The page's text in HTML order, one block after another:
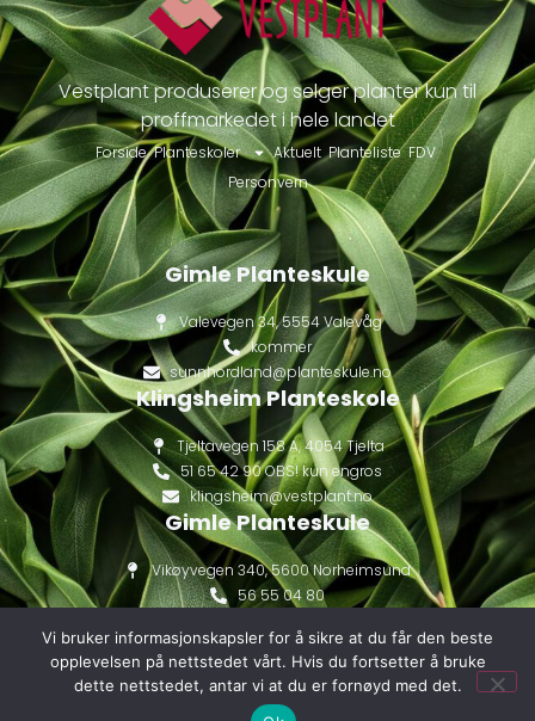
Vestplant produserer og selger planter kun til
proffmarkedet i hele landet
Forside Planteskoler Aktuelt Planteliste FDV
Personvern
Gimle Planteskule
Valevegen 34, 5554 Valevåg
kommer
sunnhordland@planteskule.no
Klingsheim Planteskole
Tjeltavegen 158 A, 4054 Tjelta
51 65 42 90 OBS! kun engros
klingsheim@vestplant.no
Gimle Planteskule
Vikøyvegen 340, 5600 Norheimsund
56 55 04 80
© 2026Alle rettigheter Vestplant AS
Vi bruker informasjonskapsler for å sikre at du får den beste
opplevelsen på nettstedet vårt. Hvis du fortsetter å bruke
dette nettstedet, antar vi at du er fornøyd med det.